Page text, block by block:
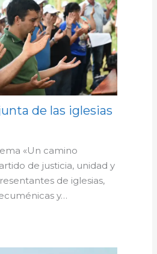
de las iglesias
«Un camino
de justicia, unidad y
de iglesias,
y…